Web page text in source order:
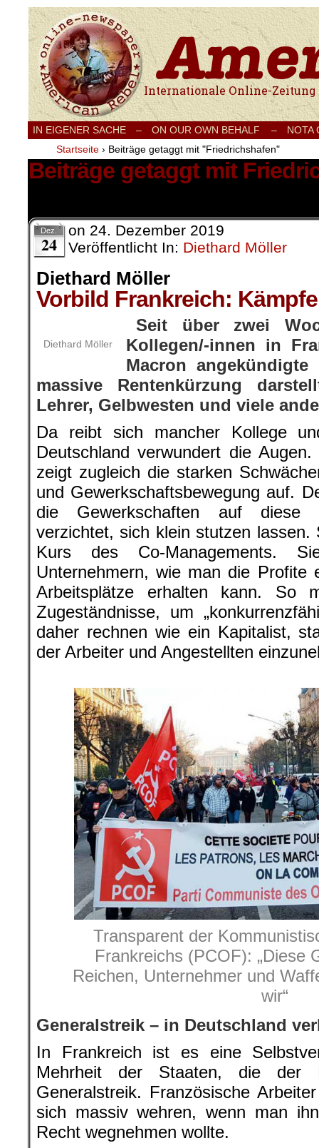
Internationale Onlinezeitung für Frieden,
IN EIGENER SACHE – ON OUR OWN BEHALF –
NOTA
Startseite › Beiträge getaggt mit "Friedrichshafen"
Beiträge getaggt mit
Dez.
24
on 24. Dezember 2019
Veröffentlicht In: Diethard Möller
Diethard Möller
Vorbild Frankreich:
Diethard Möller
Seit über zwei
Kollegen/-innen in
Macron
massive Rentenkürzung
Lehrer, Gelbwesten und viele
Da reibt sich mancher Kollege
Deutschland verwundert die
zeigt zugleich die starken
und Gewerkschaftsbewegung auf.
die Gewerkschaften auf diese
verzichtet, sich klein stutzen lassen.
Kurs des Co-Managements.
Unternehmern, wie man die Profite
Arbeitsplätze erhalten kann. So
Zugeständnisse, um
daher rechnen wie ein Kapitalist,
der Arbeiter und Angestellten
Transparent der
Frankreichs (PCOF): „Diese
Reichen, Unternehmer und
wir“
Generalstreik – in Deutschland
In Frankreich ist es eine
Mehrheit der Staaten, die der
Generalstreik. Französische
sich massiv wehren, wenn man
Recht wegnehmen wollte.